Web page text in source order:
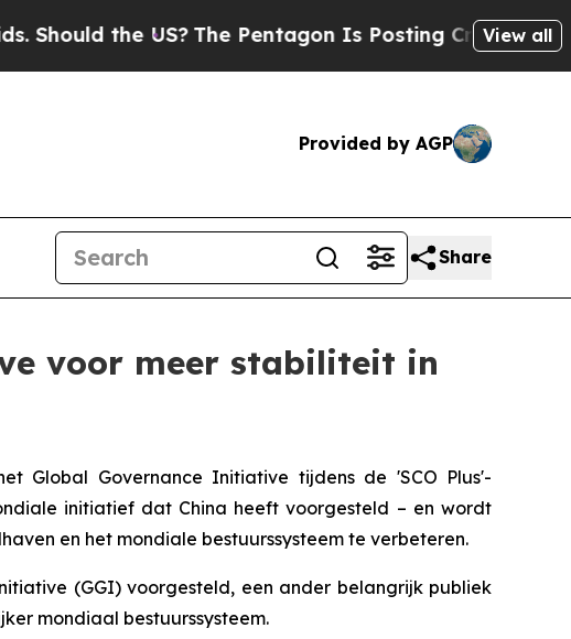
the US? The Pentagon Is Posting Cryptic BiblicalView all
Provided by AGP
Share
voor meer stabiliteit in
Global Governance Initiative tijdens de 'SCO Plus'-
initiatief dat China heeft voorgesteld – en wordt
en het mondiale bestuurssysteem te verbeteren.
(GGI) voorgesteld, een ander belangrijk publiek
mondiaal bestuurssysteem.